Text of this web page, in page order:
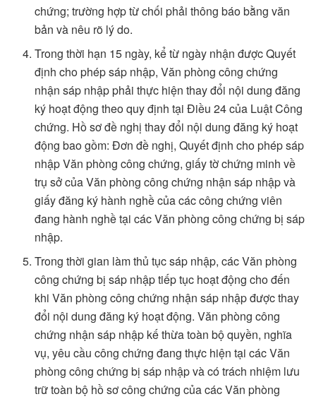
chứng; trường hợp từ chối phải thông báo bằng văn
bản và nêu rõ lý do.
Trong thời hạn 15 ngày, kể từ ngày nhận được Quyết
định cho phép sáp nhập, Văn phòng công chứng
nhận sáp nhập phải thực hiện thay đổi nội dung đăng
ký hoạt động theo quy định tại Điều 24 của Luật Công
chứng. Hồ sơ đề nghị thay đổi nội dung đăng ký hoạt
động bao gồm: Đơn đề nghị, Quyết định cho phép sáp
nhập Văn phòng công chứng, giấy tờ chứng minh về
trụ sở của Văn phòng công chứng nhận sáp nhập và
giấy đăng ký hành nghề của các công chứng viên
đang hành nghề tại các Văn phòng công chứng bị sáp
nhập.
Trong thời gian làm thủ tục sáp nhập, các Văn phòng
công chứng bị sáp nhập tiếp tục hoạt động cho đến
khi Văn phòng công chứng nhận sáp nhập được thay
đổi nội dung đăng ký hoạt động. Văn phòng công
chứng nhận sáp nhập kế thừa toàn bộ quyền, nghĩa
vụ, yêu cầu công chứng đang thực hiện tại các Văn
phòng công chứng bị sáp nhập và có trách nhiệm lưu
trữ toàn bộ hồ sơ công chứng của các Văn phòng